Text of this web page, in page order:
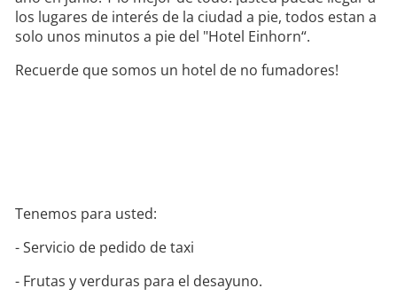
Tenemos para usted:
- Servicio de pedido de taxi
- Frutas y verduras para el desayuno.
los lugares de interés de la ciudad a pie, todos estan a
solo unos minutos a pie del "Hotel Einhorn“.
Recuerde que somos un hotel de no fumadores!